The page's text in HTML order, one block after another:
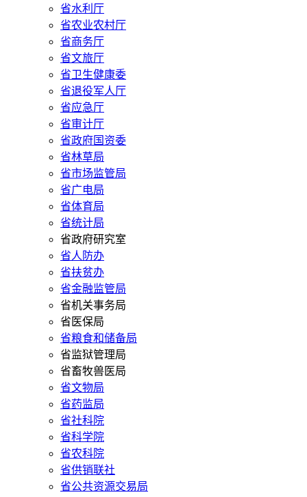
省水利厅
省农业农村厅
省商务厅
省文旅厅
省卫生健康委
省退役军人厅
省应急厅
省审计厅
省政府国资委
省林草局
省市场监管局
省广电局
省体育局
省统计局
省政府研究室
省人防办
省扶贫办
省金融监管局
省机关事务局
省医保局
省粮食和储备局
省监狱管理局
省畜牧兽医局
省文物局
省药监局
省社科院
省科学院
省农科院
省供销联社
省公共资源交易局